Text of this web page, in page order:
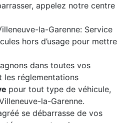
appelez notre centre
la-Garenne: Service
hors d’usage pour mettre
dans toutes vos
les réglementations
pour tout type de véhicule,
la-Garenne.
se débarrasse de vos